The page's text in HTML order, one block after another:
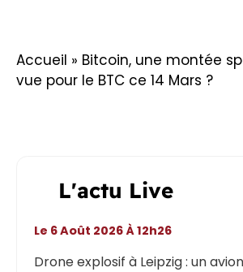
Accueil » Bitcoin, une montée
vue pour le BTC ce 14 Mars ?
L'actu Live
Drone explosif à Leipzig : un
Le 6 Août 2026 À 12h26